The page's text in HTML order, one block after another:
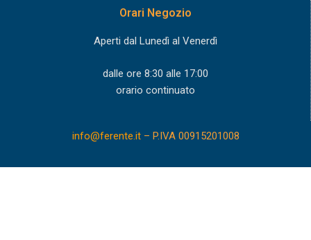
Orari Negozio
Aperti dal Lunedì al Venerdì
dalle ore 8:30 alle 17:00
orario continuato
info@ferente.it– P.IVA 00915201008